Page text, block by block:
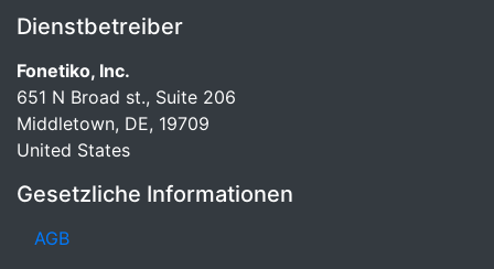
Dienstbetreiber
Fonetiko, Inc.
651 N Broad st., Suite 206
Middletown, DE, 19709
United States
Gesetzliche Informationen
AGB